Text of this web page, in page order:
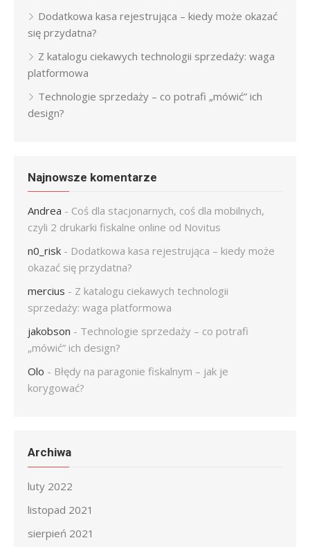
Dodatkowa kasa rejestrująca – kiedy może okazać
się przydatna?
Z katalogu ciekawych technologii sprzedaży: waga
platformowa
Technologie sprzedaży – co potrafi „mówić” ich
design?
Najnowsze komentarze
Andrea - Coś dla stacjonarnych, coś dla mobilnych,
czyli 2 drukarki fiskalne online od Novitus
n0_risk - Dodatkowa kasa rejestrująca – kiedy może
okazać się przydatna?
mercius - Z katalogu ciekawych technologii
sprzedaży: waga platformowa
jakobson - Technologie sprzedaży – co potrafi
„mówić” ich design?
Olo - Błędy na paragonie fiskalnym – jak je
korygować?
Archiwa
luty 2022
listopad 2021
sierpień 2021